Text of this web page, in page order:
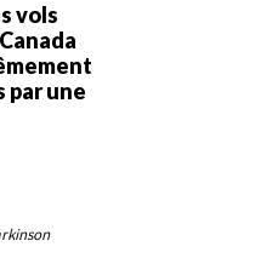
vols
par une